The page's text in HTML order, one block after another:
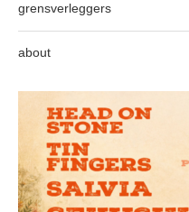
grensverleggers
about